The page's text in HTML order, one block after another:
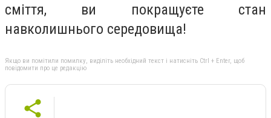
сміття, ви покращуєте стан
навколишнього середовища!
Якщо ви помітили помилку, виділіть необхідний текст і натисніть Ctrl + Enter, щоб
повідомити про це редакцію